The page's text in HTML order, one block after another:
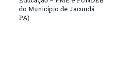
do Município de Jacundá –
PA)